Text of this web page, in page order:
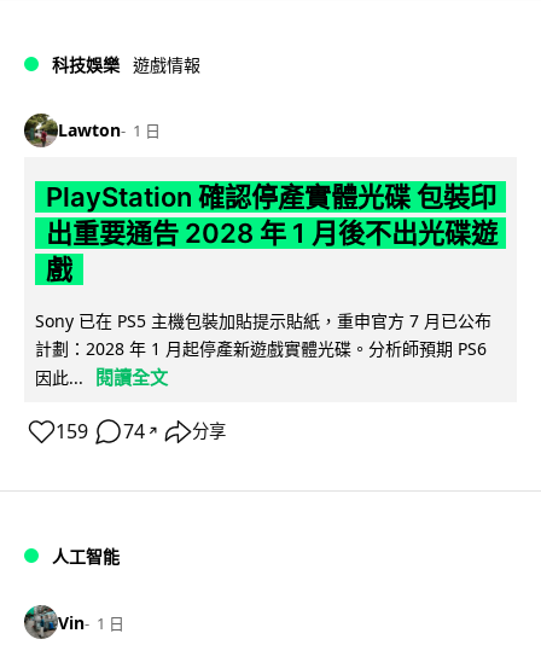
科技娛樂 遊戲情報
Lawton 1 日
PlayStation 確認停產實體光碟 包裝印
出重要通告 2028 年 1 月後不出光碟遊
戲
Sony 已在 PS5 主機包裝加貼提示貼紙，重申官方 7 月已公布
計劃：2028 年 1 月起停產新遊戲實體光碟。分析師預期 PS6
因此...
閱讀全文
159 74 ↗ 分享
人工智能
Vin 1 日